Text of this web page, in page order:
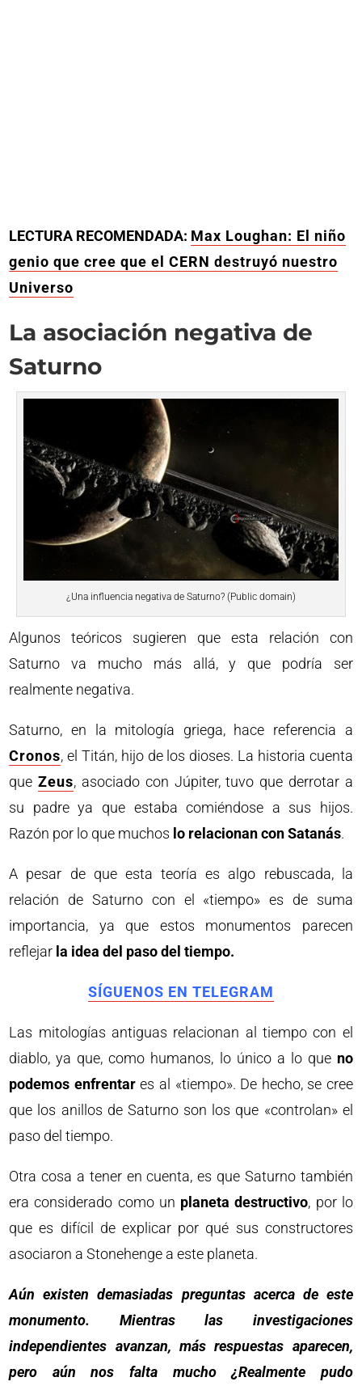
LECTURA RECOMENDADA: Max Loughan: El niño
genio que cree que el CERN destruyó nuestro
Universo
La asociación negativa de
Saturno
¿Una influencia negativa de Saturno? (Public domain)
Algunos teóricos sugieren que esta relación con
Saturno va mucho más allá, y que podría ser
realmente negativa.
Saturno, en la mitología griega, hace referencia a
Cronos, el Titán, hijo de los dioses. La historia cuenta
queZeus, asociado con Júpiter, tuvo que derrotar a
su padre ya que estaba comiéndose a sus hijos.
Razón por lo que muchos lo relacionan con Satanás.
A pesar de que esta teoría es algo rebuscada, la
relación de Saturno con el «tiempo» es de suma
importancia, ya que estos monumentos parecen
reflejar la idea del paso del tiempo.
SÍGUENOS EN TELEGRAM
Las mitologías antiguas relacionan al tiempo con el
diablo, ya que, como humanos, lo único a lo que no
podemos enfrentares al «tiempo». De hecho, se cree
que los anillos de Saturno son los que «controlan» el
paso del tiempo.
Otra cosa a tener en cuenta, es que Saturno también
era considerado como un planeta destructivo, por lo
que es difícil de explicar por qué sus constructores
asociaron a Stonehenge a este planeta.
Aún existen demasiadas preguntas acerca de este
monumento. Mientras las investigaciones
independientes avanzan, más respuestas aparecen,
pero aún nos falta mucho ¿Realmente pudo